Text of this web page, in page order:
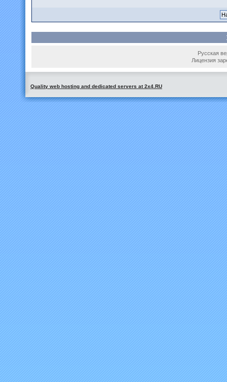
Русская
Лицензия
Quality web hosting and dedicated servers at 2x4.RU